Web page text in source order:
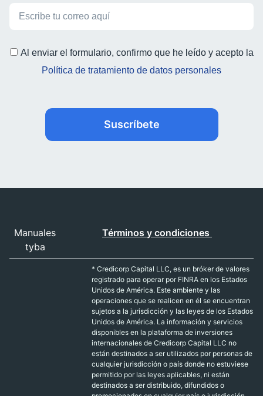
Al enviar el formulario, confirmo que he leído y acepto la
Política de tratamiento de datos personales
Suscríbete
Manuales
tyba
Términos y condiciones
* Credicorp Capital LLC, es un bróker de valores
registrado para operar por FINRA en los Estados
Unidos de América. Este ambiente y las
operaciones que se realicen en él se encuentran
sujetos a la jurisdicción y las leyes de los Estados
Unidos de América. La información y servicios
disponibles en la plataforma de inversiones
internacionales de Credicorp Capital LLC no
están destinados a ser utilizados por personas de
cualquier jurisdicción o país donde no estuviese
permitido por las leyes aplicables, ni están
destinados a ser distribuido, difundidos o